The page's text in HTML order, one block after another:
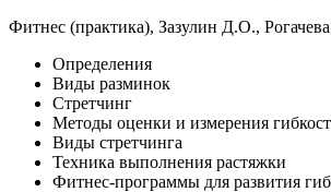
Фитнес (практика), Зазулин Д.О.,
Определения
Виды разминок
Стретчинг
Методы оценки и измерения
Виды стретчинга
Техника выполнения растяжки
Фитнес-программы для развития